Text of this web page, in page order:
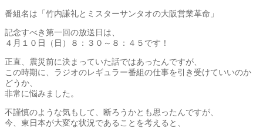
番組名は「竹内謙礼とミスターサンタオの大阪営業革命」
記念すべき第一回の放送日は、
４月１０日（日）８：３０～８：４５です！
正直、震災前に決まっていた話ではあったんですが、
この時期に、ラジオのレギュラー番組の仕事を引き受けていいのか
どうか、
非常に悩みました。
不謹慎のような気もして、断ろうかとも思ったんですが、
今、東日本が大変な状況であることを考えると、